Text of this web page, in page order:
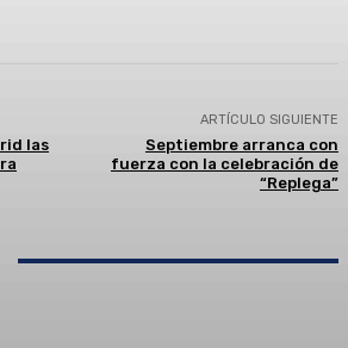
las
ARTÍCULO SIGUIENTE
Septiembre arranca con
fuerza con la celebración de
“Replega”